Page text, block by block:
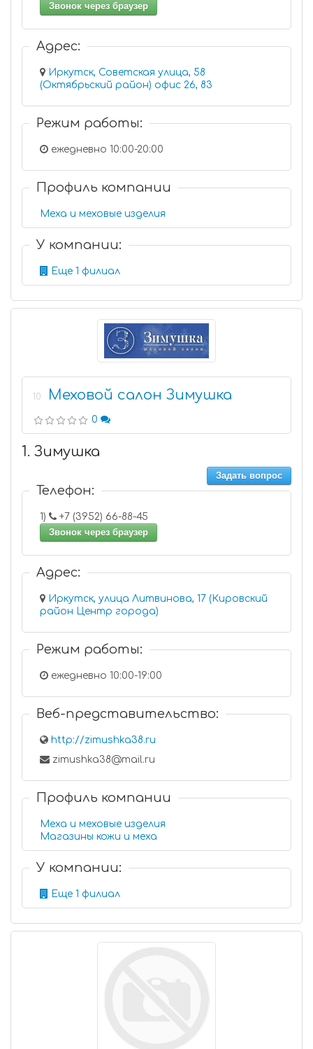
Звонок через браузер
Адрес:
Иркутск, Советская улица, 58
(Октябрьский район) офис 26, 83
Режим работы:
ежедневно 10:00-20:00
Профиль компании
Меха и меховые изделия
У компании:
Еще 1 филиал
10 Меховой салон Зимушка
0
1. Зимушка
Задать вопрос
Телефон:
1)
+7 (3952) 66-88-45
Звонок через браузер
Адрес:
Иркутск, улица Литвинова, 17 (Кировский
район Центр города)
Режим работы:
ежедневно 10:00-19:00
Веб-представительство:
http://zimushka38.ru
zimushka38@mail.ru
Профиль компании
Меха и меховые изделия
Магазины кожи и меха
У компании:
Еще 1 филиал